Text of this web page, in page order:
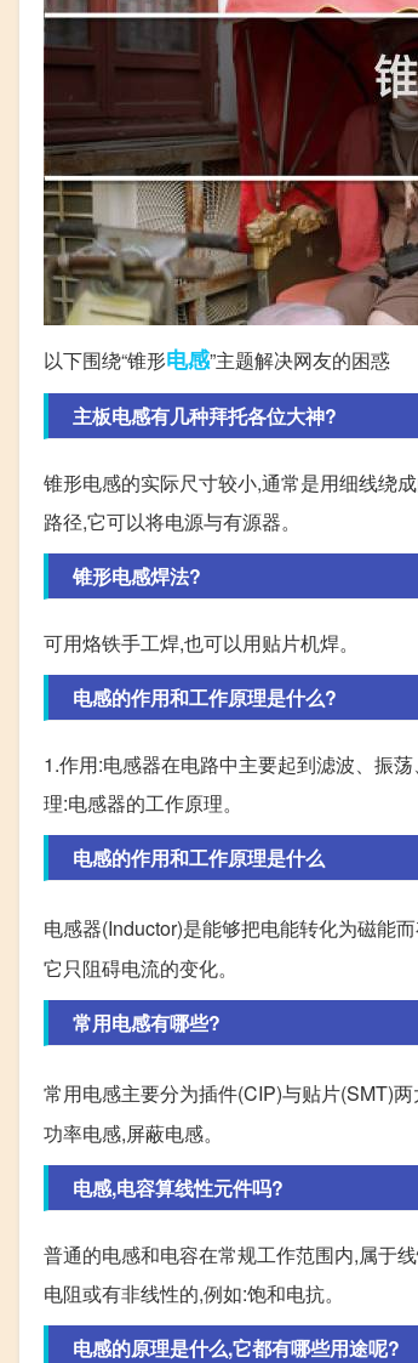
以下围绕“锥形电感”主题解决网友的困惑
主板电感有几种拜托各位大神?
锥形电感的实际尺寸较小,通常是用细线绕
路径,它可以将电源与有源器。
锥形电感焊法?
可用烙铁手工焊,也可以用贴片机焊。
电感的作用和工作原理是什么?
1.作用:电感器在电路中主要起到滤波、振
理:电感器的工作原理。
电感的作用和工作原理是什么
电感器(Inductor)是能够把电能转化为磁能
它只阻碍电流的变化。
常用电感有哪些?
常用电感主要分为插件(CIP)与贴片(SMT)
功率电感,屏蔽电感。
电感,电容算线性元件吗?
普通的电感和电容在常规工作范围内,属于
电阻或有非线性的,例如:饱和电抗。
电感的原理是什么,它都有哪些用途呢?